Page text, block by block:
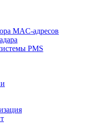
MAC-адресов
PMS